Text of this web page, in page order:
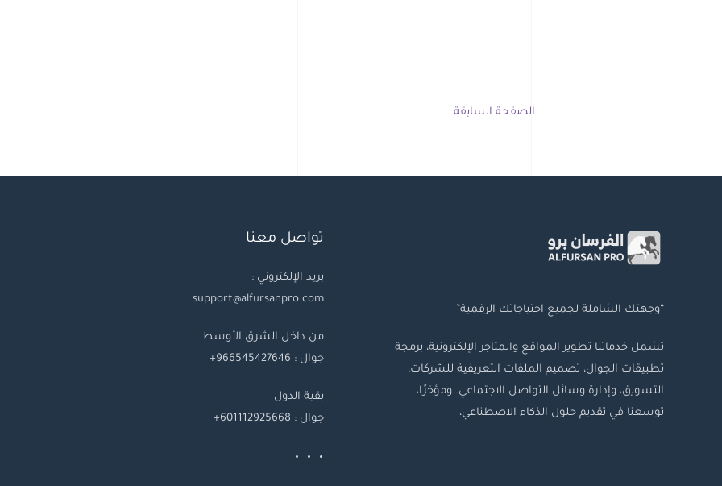
الصفحة السابقة
“وجهتك الشاملة لجميع احتياجاتك الرقمية”
تشمل خدماتنا تطوير المواقع والمتاجر الإلكترونية، برمجة
تطبيقات الجوال، تصميم الملفات التعريفية للشركات،
التسويق، وإدارة وسائل التواصل الاجتماعي. ومؤخرًا،
توسعنا في تقديم حلول الذكاء الاصطناعي،
تواصل معنا
بريد الإلكتروني :
support@alfursanpro.com
من داخل الشرق الأوسط
جوال : 966545427646+
بقية الدول
جوال : 601112925668+